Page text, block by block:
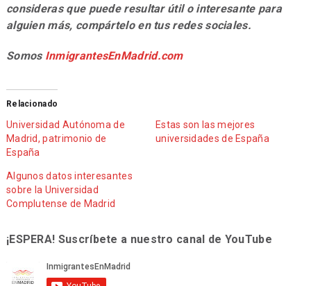
consideras que puede resultar útil o interesante para
alguien más, compártelo en tus redes sociales.
Somos InmigrantesEnMadrid.com
Relacionado
Universidad Autónoma de
Madrid, patrimonio de
España
Estas son las mejores
universidades de España
Algunos datos interesantes
sobre la Universidad
Complutense de Madrid
¡ESPERA! Suscríbete a nuestro canal de YouTube